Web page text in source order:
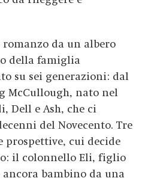
romanzo da un albero
della famiglia
su sei generazioni: dal
McCullough, nato nel
Dell e Ash, che ci
del Novecento. Tre
prospettive, cui decide
il colonnello Eli, figlio
bambino da una